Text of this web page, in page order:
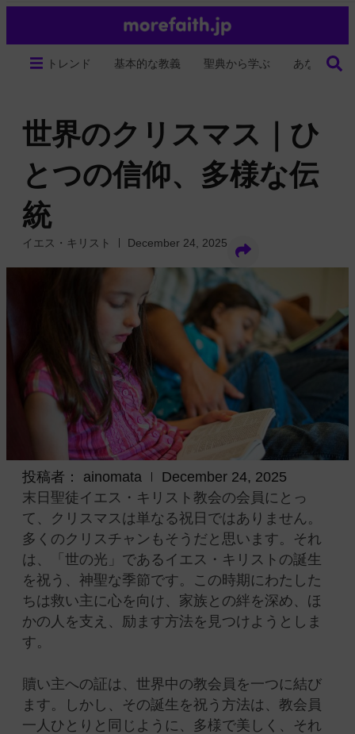
トレンド 基本的な教義 聖典から学ぶ あなたの生
世界のクリスマス｜ひ
とつの信仰、多様な伝
統
イエス・キリスト December 24, 2025
投稿者： ainomata
December 24, 2025
末日聖徒イエス・キリスト教会の会員にとっ
て、クリスマスは単なる祝日ではありません。
多くのクリスチャンもそうだと思います。それ
は、「世の光」であるイエス・キリストの誕生
を祝う、神聖な季節です。この時期にわたした
ちは救い主に心を向け、家族との絆を深め、ほ
かの人を支え、励ます方法を見つけようとしま
す。
贖い主への証は、世界中の教会員を一つに結び
ます。しかし、その誕生を祝う方法は、教会員
一人ひとりと同じように、多様で美しく、それ